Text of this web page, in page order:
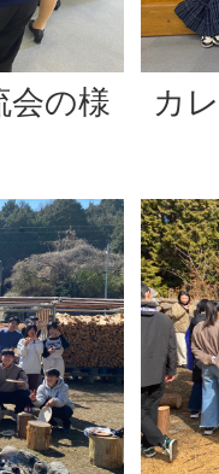
会の様
カ